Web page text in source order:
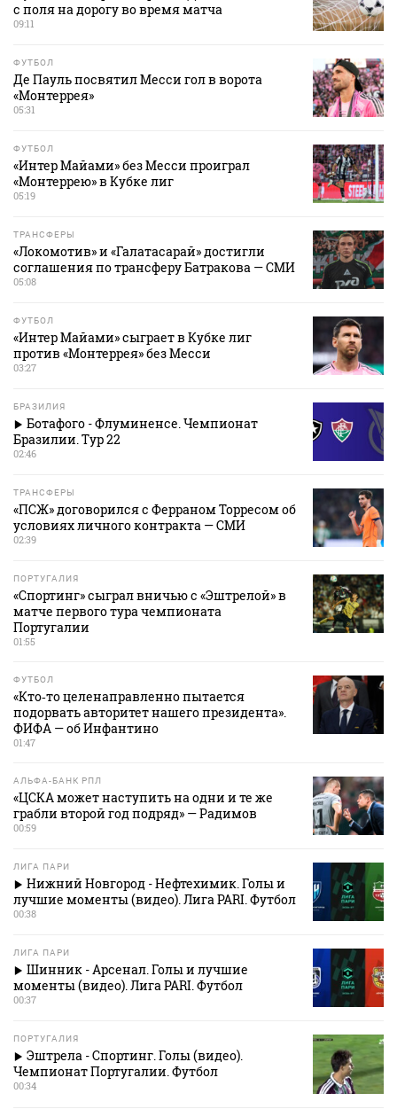
с поля на дорогу во время матча
09:11
ФУТБОЛ
Де Пауль посвятил Месси гол в ворота
«Монтеррея»
05:31
ФУТБОЛ
«Интер Майами» без Месси проиграл
«Монтеррею» в Кубке лиг
05:19
ТРАНСФЕРЫ
«Локомотив» и «Галатасарай» достигли
соглашения по трансферу Батракова — СМИ
05:08
ФУТБОЛ
«Интер Майами» сыграет в Кубке лиг
против «Монтеррея» без Месси
03:27
БРАЗИЛИЯ
Ботафого - Флуминенсе. Чемпионат
Бразилии. Тур 22
02:46
ТРАНСФЕРЫ
«ПСЖ» договорился с Ферраном Торресом об
условиях личного контракта — СМИ
02:39
ПОРТУГАЛИЯ
«Спортинг» сыграл вничью с «Эштрелой» в
матче первого тура чемпионата
Португалии
01:55
ФУТБОЛ
«Кто‑то целенаправленно пытается
подорвать авторитет нашего президента».
ФИФА — об Инфантино
01:47
АЛЬФА-БАНК РПЛ
«ЦСКА может наступить на одни и те же
грабли второй год подряд» — Радимов
00:59
ЛИГА ПАРИ
Нижний Новгород - Нефтехимик. Голы и
лучшие моменты (видео). Лига PARI. Футбол
00:38
ЛИГА ПАРИ
Шинник - Арсенал. Голы и лучшие
моменты (видео). Лига PARI. Футбол
00:37
ПОРТУГАЛИЯ
Эштрела - Спортинг. Голы (видео).
Чемпионат Португалии. Футбол
00:34